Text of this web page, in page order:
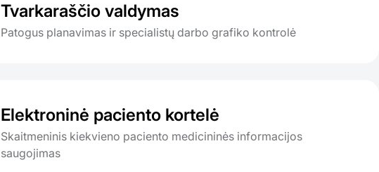
Tvarkaraščio valdymas
Patogus planavimas ir specialistų darbo grafiko kontrolė
Elektroninė paciento kortelė
Skaitmeninis kiekvieno paciento medicininės informacijos
saugojimas